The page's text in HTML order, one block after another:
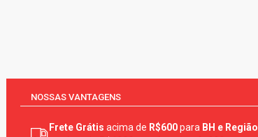
NOSSAS VANTAGENS
Frete Grátis acima de R$600para BH e Região